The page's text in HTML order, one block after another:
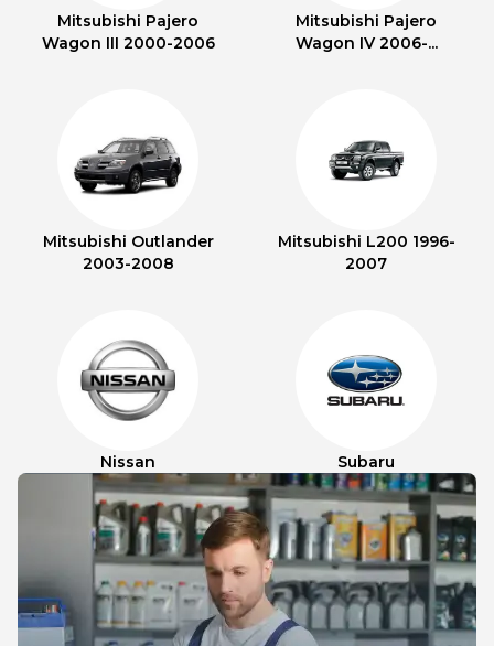
Mitsubishi Pajero
Wagon III 2000-2006
Mitsubishi Pajero
Wagon IV 2006-...
Mitsubishi Outlander
2003-2008
Mitsubishi L200 1996-
2007
Nissan Subaru